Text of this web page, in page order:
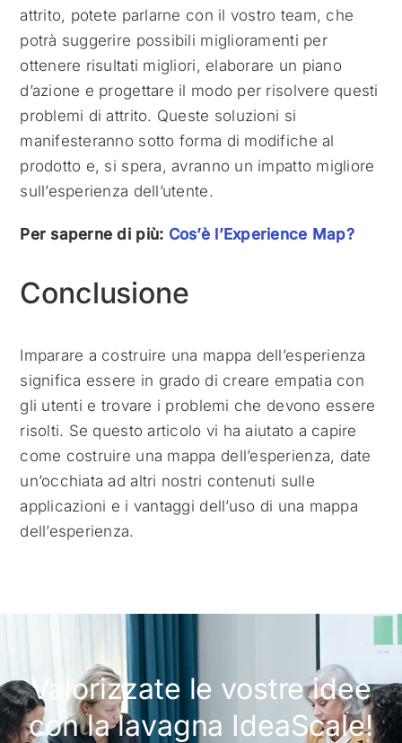
attrito, potete parlarne con il vostro team, che
potrà suggerire possibili miglioramenti per
ottenere risultati migliori, elaborare un piano
d’azione e progettare il modo per risolvere questi
problemi di attrito. Queste soluzioni si
manifesteranno sotto forma di modifiche al
prodotto e, si spera, avranno un impatto migliore
sull’esperienza dell’utente.
Per saperne di più: Cos’è l’Experience Map?
Conclusione
Imparare a costruire una mappa dell’esperienza
significa essere in grado di creare empatia con
gli utenti e trovare i problemi che devono essere
risolti. Se questo articolo vi ha aiutato a capire
come costruire una mappa dell’esperienza, date
un’occhiata ad altri nostri contenuti sulle
applicazioni e i vantaggi dell’uso di una mappa
dell’esperienza.
Valorizzate le vostre idee
con la lavagna IdeaScale!